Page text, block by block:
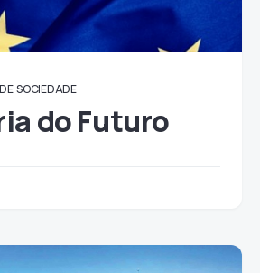
SOCIEDADE
do Futuro